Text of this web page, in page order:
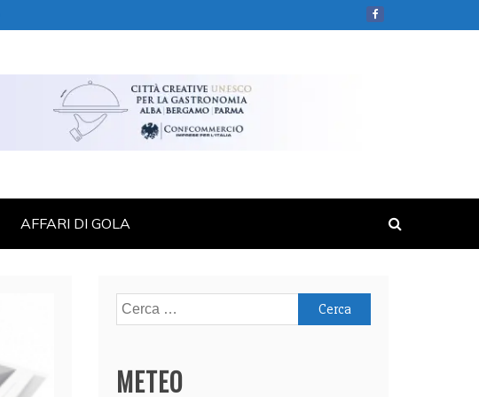
AFFARI DI GOLA
Ricerca
per:
METEO